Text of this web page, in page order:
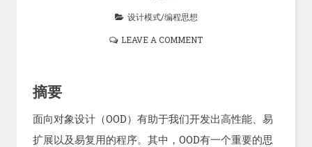
设计模式/编程思想
LEAVE A COMMENT
摘要
面向对象设计（OOD）有助于我们开发出高性能、易
扩展以及易复用的程序。其中，OOD有一个重要的思